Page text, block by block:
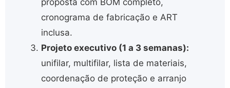
proposta com BOM completo,
cronograma de fabricação e ART
inclusa.
Projeto executivo (1 a 3 semanas):
unifilar, multifilar, lista de materiais,
coordenação de proteção e arranjo